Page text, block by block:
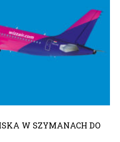
W SZYMANACH DO